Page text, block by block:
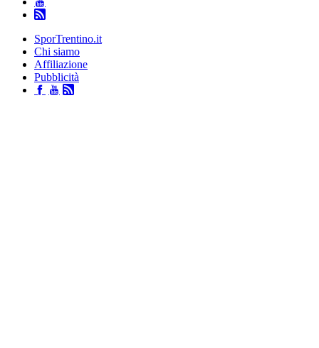
SporTrentino.it
Chi siamo
Affiliazione
Pubblicità